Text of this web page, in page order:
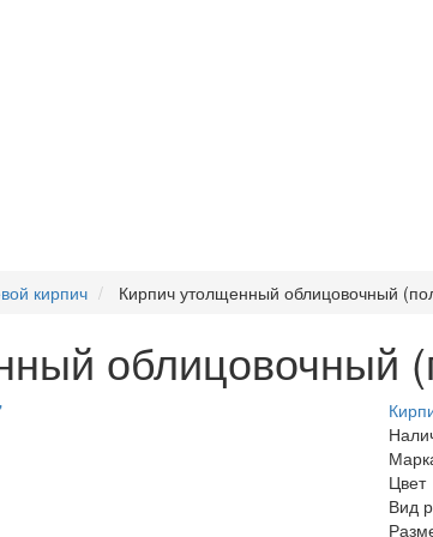
кирпич Кирпич утолщенный облицовочный
облицовочный
Цвет
Вид